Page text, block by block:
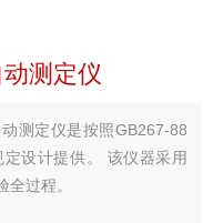
测定仪
测定仪是按照GB267-88
设计提供。 该仪器采用
过程。